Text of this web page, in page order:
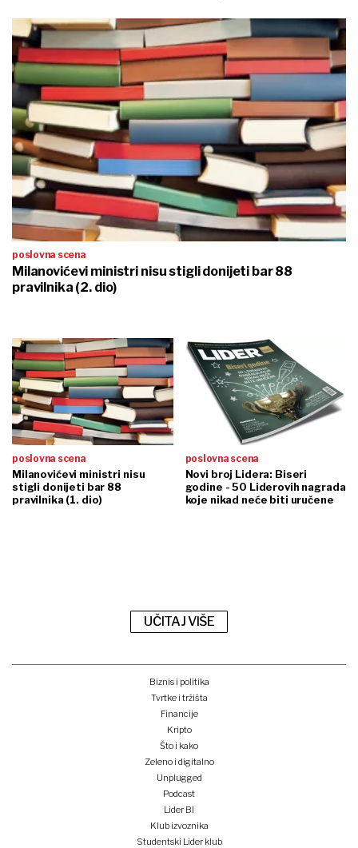
poslovna scena
Milanovićevi ministri nisu stigli donijeti bar 88
pravilnika (2. dio)
poslovna scena
Milanovićevi ministri nisu
stigli donijeti bar 88
pravilnika (1. dio)
poslovna scena
Novi broj Lidera: Biseri
godine - 50 Liderovih nagrada
koje nikad neće biti uručene
UČITAJ VIŠE
Biznis i politika
Tvrtke i tržišta
Financije
Kripto
Što i kako
Zeleno i digitalno
Unplugged
Podcast
Lider BI
Klub izvoznika
Studentski Lider klub